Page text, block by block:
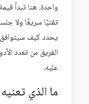
واحدة. هنا تبدأ
تقنيًا سريعًا ولا
يحدد كيف
الفريق من تعدد
عليه.
ما الذي